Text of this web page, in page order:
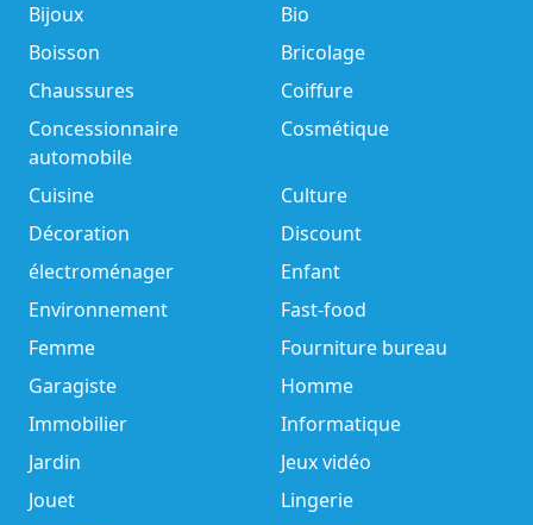
Bijoux
Bio
Boisson
Bricolage
Chaussures
Coiffure
Concessionnaire
automobile
Cosmétique
Cuisine
Culture
Décoration
Discount
électroménager
Enfant
Environnement
Fast-food
Femme
Fourniture bureau
Garagiste
Homme
Immobilier
Informatique
Jardin
Jeux vidéo
Jouet
Lingerie